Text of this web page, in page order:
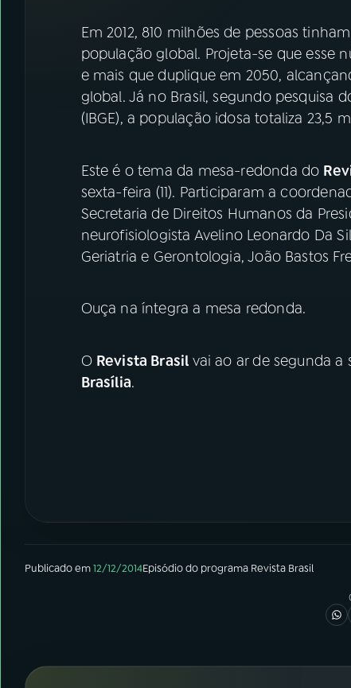
Instagram X
Em 2012, 810 milhões de pessoas
população global. Projeta-se que esse
e mais que duplique em 2050,
global. Já no Brasil, segundo pesquisa
(IBGE), a população idosa totaliza 23,5
Este é o tema da mesa-redonda do
sexta-feira (11). Participaram a
Secretaria de Direitos Humanos da
neurofisiologista Avelino Leonardo Da
Geriatria e Gerontologia, João Bastos
Ouça na íntegra a mesa redonda.
O Revista Brasil vai ao ar de segunda a
Brasília.
Publicado em12/12/2014Episódiodo programa Revista Brasil